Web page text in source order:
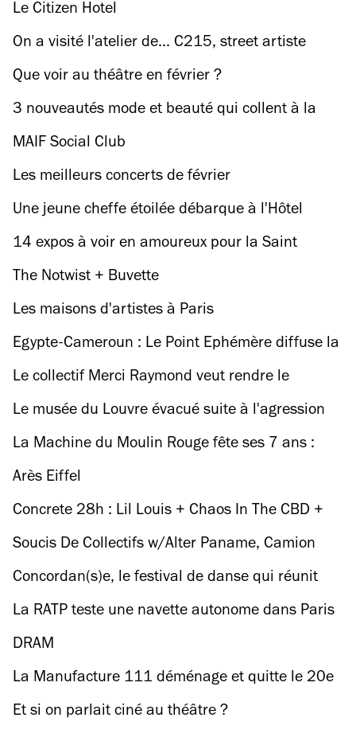
Le Citizen Hotel
On a visité l'atelier de... C215, street artiste
respecté
Que voir au théâtre en février ?
3 nouveautés mode et beauté qui collent à la
peau
MAIF Social Club
Les meilleurs concerts de février
Une jeune cheffe étoilée débarque à l'Hôtel
Grand Amour
14 expos à voir en amoureux pour la Saint
Valentin
The Notwist + Buvette
Les maisons d'artistes à Paris
Egypte-Cameroun : Le Point Ephémère diffuse la
finale de la CAN en fanfare
Le collectif Merci Raymond veut rendre le
jardinage plus sexy et convertir Paris au vert
Le musée du Louvre évacué suite à l'agression
d'un militaire
La Machine du Moulin Rouge fête ses 7 ans :
retour sur un lieu clé de la nuit parisienne
Arès Eiffel
Concrete 28h : Lil Louis + Chaos In The CBD +
Kenny Larkin + S3A
Soucis De Collectifs w/Alter Paname, Camion
Bazar & Soukmachines
Concordan(s)e, le festival de danse qui réunit
écrivains et chorégraphes
La RATP teste une navette autonome dans Paris
DRAM
La Manufacture 111 déménage et quitte le 20e
Et si on parlait ciné au théâtre ?